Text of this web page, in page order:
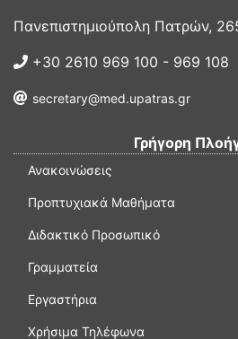
Πανεπιστημιούπολη Πατρών,
+30 2610 969 100 - 969 108
secretary@med.upatras.gr
Γρήγορη
Ανακοινώσεις
Προπτυχιακά Μαθήματα
Διδακτικό Προσωπικό
Γραμματεία
Εργαστήρια
Χρήσιμα Τηλέφωνα